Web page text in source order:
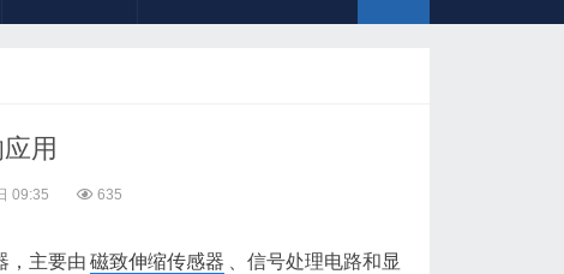
用
09:35 635
，主要由 磁致伸缩传感器
、信号处理电路和显